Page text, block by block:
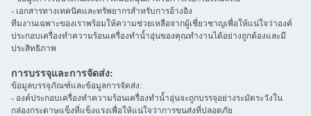
- เอกสารทางเทคนิคและทรัพยากรสำหรับการอ้างอิง
ทีมงานเฉพาะของเราพร้อมให้ความช่วยเหลือจากผู้เชี่ยวชาญเพื่อให้แน่ใจว่าองค์
ประกอบเครื่องทำความร้อนเครื่องทำน้ำอุ่นของคุณทำงานได้อย่างถูกต้องและมี
ประสิทธิภาพ
การบรรจุและการจัดส่ง:
ข้อมูลบรรจุภัณฑ์และข้อมูลการจัดส่ง:
- องค์ประกอบเครื่องทำความร้อนเครื่องทำน้ำอุ่นจะถูกบรรจุอย่างระมัดระวังใน
กล่องกระดาษแข็งที่แข็งแรงเพื่อให้แน่ใจว่าการขนส่งที่ปลอดภัย